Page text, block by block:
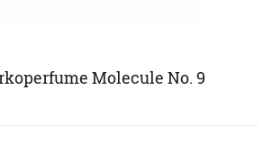
Molecule No. 9